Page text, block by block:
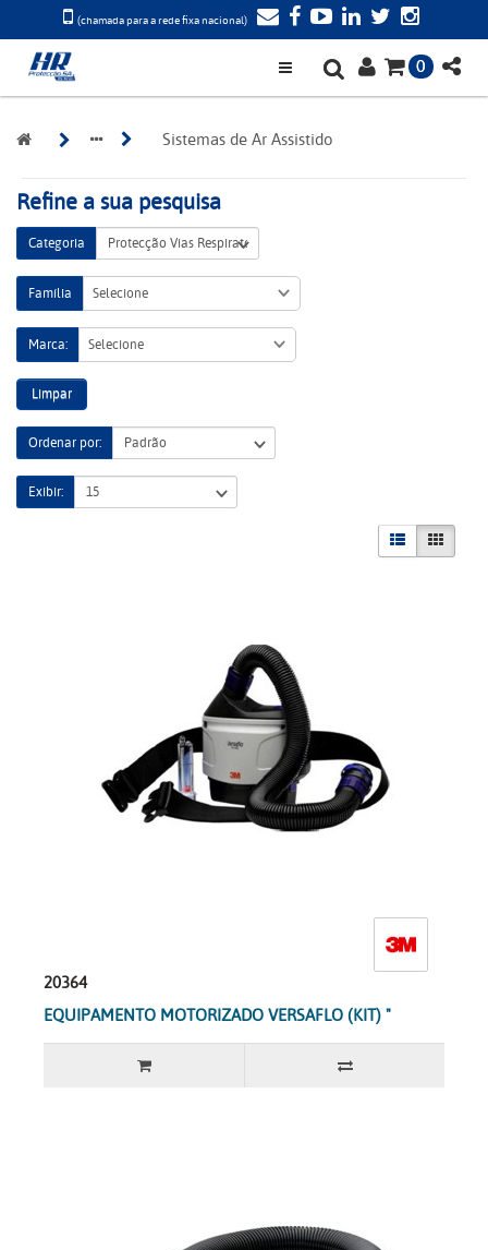
(chamada para a rede fixa nacional)
0
Sistemas de Ar Assistido
Refine a sua pesquisa
Categoria
Família Selecione
Marca: Selecione
Limpar
Ordenar por:
Exibir:
20364
EQUIPAMENTO MOTORIZADO VERSAFLO (KIT) "